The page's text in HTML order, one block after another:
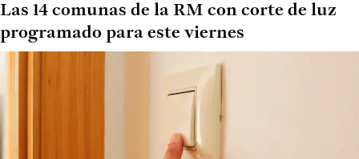
Las 14 comunas de la RM con corte de luz
programado para este viernes